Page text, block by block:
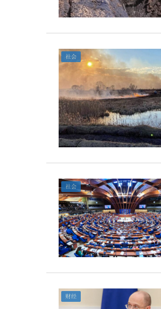
社会
社会
财经